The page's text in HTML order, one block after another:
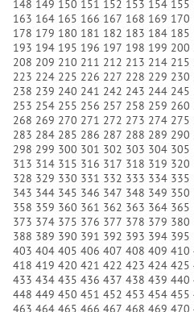
148 149 150 151 152 153 154 155
163 164 165 166 167 168 169 170
178 179 180 181 182 183 184 185
193 194 195 196 197 198 199 200
208 209 210 211 212 213 214 215
223 224 225 226 227 228 229 230
238 239 240 241 242 243 244 245
253 254 255 256 257 258 259 260
268 269 270 271 272 273 274 275
283 284 285 286 287 288 289 290
298 299 300 301 302 303 304 305
313 314 315 316 317 318 319 320
328 329 330 331 332 333 334 335
343 344 345 346 347 348 349 350
358 359 360 361 362 363 364 365
373 374 375 376 377 378 379 380
388 389 390 391 392 393 394 395
403 404 405 406 407 408 409 410
418 419 420 421 422 423 424 425
433 434 435 436 437 438 439 440
448 449 450 451 452 453 454 455
463 464 465 466 467 468 469 470